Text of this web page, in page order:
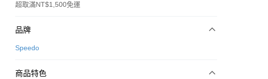
超取滿NT$1,500免運
付款方式
信用卡一次付款
品牌
Speedo
商品特色